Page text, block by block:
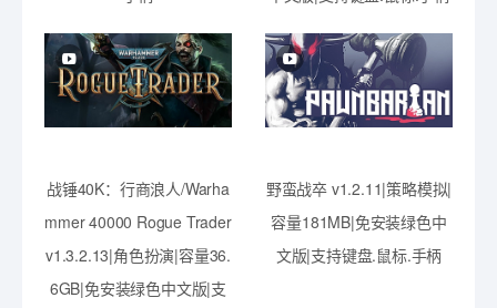
战锤40K：行商浪人/Warha
mmer 40000 Rogue Trader
v1.3.2.13|角色扮演|容量36.
6GB|免安装绿色中文版|支
野蛮战卒 v1.2.11|策略模拟|
容量181MB|免安装绿色中
文版|支持键盘.鼠标.手柄